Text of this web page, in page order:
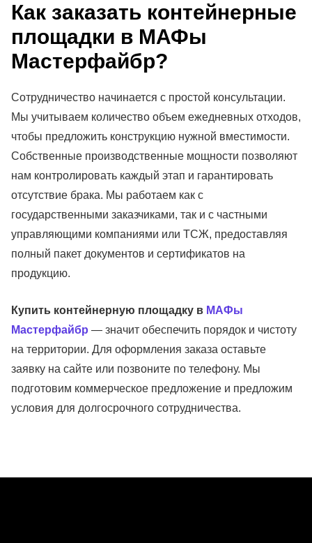
Как заказать контейнерные
площадки в МАФы
Мастерфайбр?
Сотрудничество начинается с простой консультации.
Мы учитываем количество объем ежедневных отходов,
чтобы предложить конструкцию нужной вместимости.
Собственные производственные мощности позволяют
нам контролировать каждый этап и гарантировать
отсутствие брака. Мы работаем как с
государственными заказчиками, так и с частными
управляющими компаниями или ТСЖ, предоставляя
полный пакет документов и сертификатов на
продукцию.
Купить контейнерную площадку в МАФы
Мастерфайбр — значит обеспечить порядок и чистоту
на территории. Для оформления заказа оставьте
заявку на сайте или позвоните по телефону. Мы
подготовим коммерческое предложение и предложим
условия для долгосрочного сотрудничества.